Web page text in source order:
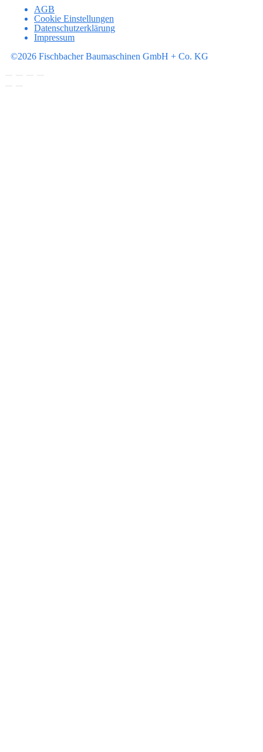
AGB
Cookie Einstellungen
Datenschutzerklärung
Impressum
©2026 Fischbacher Baumaschinen GmbH + Co. KG